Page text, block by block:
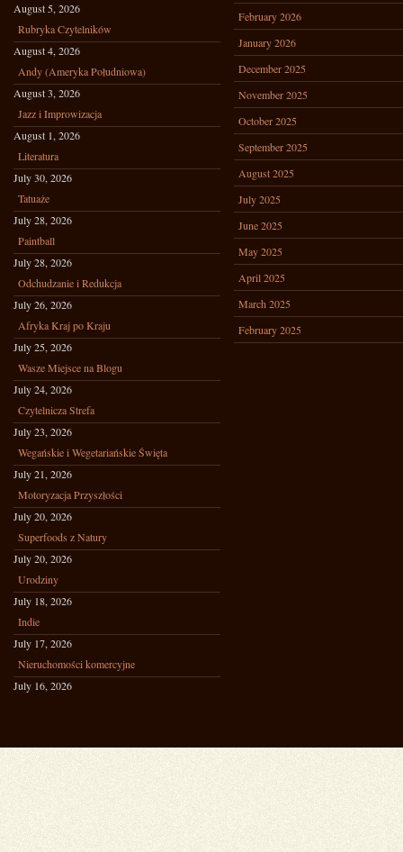
August 5, 2026
Rubryka Czytelników
August 4, 2026
Andy (Ameryka Południowa)
August 3, 2026
Jazz i Improwizacja
August 1, 2026
Literatura
July 30, 2026
Tatuaże
July 28, 2026
Paintball
July 28, 2026
Odchudzanie i Redukcja
July 26, 2026
Afryka Kraj po Kraju
July 25, 2026
Wasze Miejsce na Blogu
July 24, 2026
Czytelnicza Strefa
July 23, 2026
Wegańskie i Wegetariańskie Święta
July 21, 2026
Motoryzacja Przyszłości
July 20, 2026
Superfoods z Natury
July 20, 2026
Urodziny
July 18, 2026
Indie
July 17, 2026
Nieruchomości komercyjne
July 16, 2026
February 2026
January 2026
December 2025
November 2025
October 2025
September 2025
August 2025
July 2025
June 2025
May 2025
April 2025
March 2025
February 2025